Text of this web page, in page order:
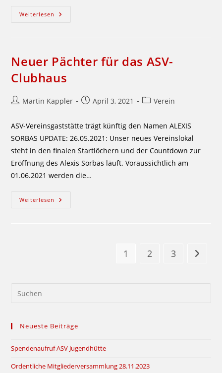
Weiterlesen Corona-
Neuer Pächter für das ASV-
Clubhaus
Beitrags-
Martin Kappler
BeitragApril 3, 2021
Beitrags-
Verein
ASV-Vereinsgaststätte trägt künftig den Namen ALEXIS
SORBAS UPDATE: 26.05.2021: Unser neues Vereinslokal
steht in den finalen Startlöchern und der Countdown zur
Eröffnung des Alexis Sorbas läuft. Voraussichtlich am
01.06.2021 werden die…
Weiterlesen Neuer
1 2 3 Zur
Neueste Beiträge
Spendenaufruf ASV Jugendhütte
Ordentliche Mitgliederversammlung 28.11.2023